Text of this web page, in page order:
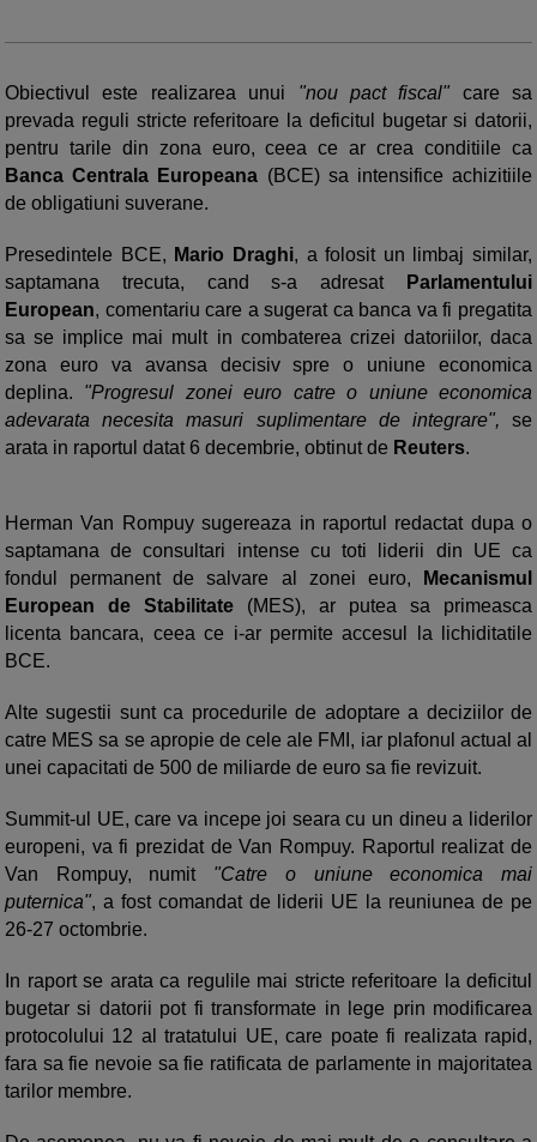
Obiectivul este realizarea unui "nou pact fiscal" care sa
prevada reguli stricte referitoare la deficitul bugetar si datorii,
pentru tarile din zona euro, ceea ce ar crea conditiile ca
Banca Centrala Europeana (BCE) sa intensifice achizitiile
de obligatiuni suverane.
Presedintele BCE, Mario Draghi, a folosit un limbaj similar,
saptamana trecuta, cand s-a adresat
Parlamentului
European, comentariu care a sugerat ca banca va fi pregatita
sa se implice mai mult in combaterea crizei datoriilor, daca
zona euro va avansa decisiv spre o uniune economica
deplina. "Progresul zonei euro catre o uniune economica
adevarata necesita masuri suplimentare de integrare", se
arata in raportul datat 6 decembrie, obtinut de Reuters.
Herman Van Rompuy sugereaza in raportul redactat dupa o
saptamana de consultari intense cu toti liderii din UE ca
fondul permanent de salvare al zonei euro, Mecanismul
European de Stabilitate (MES), ar putea sa primeasca
licenta bancara, ceea ce i-ar permite accesul la lichiditatile
BCE.
Alte sugestii sunt ca procedurile de adoptare a deciziilor de
catre MES sa se apropie de cele ale FMI, iar plafonul actual al
unei capacitati de 500 de miliarde de euro sa fie revizuit.
Summit-ul UE, care va incepe joi seara cu un dineu a liderilor
europeni, va fi prezidat de Van Rompuy. Raportul realizat de
Van Rompuy, numit "Catre o uniune economica mai
puternica", a fost comandat de liderii UE la reuniunea de pe
26-27 octombrie.
In raport se arata ca regulile mai stricte referitoare la deficitul
bugetar si datorii pot fi transformate in lege prin modificarea
protocolului 12 al tratatului UE, care poate fi realizata rapid,
fara sa fie nevoie sa fie ratificata de parlamente in majoritatea
tarilor membre.